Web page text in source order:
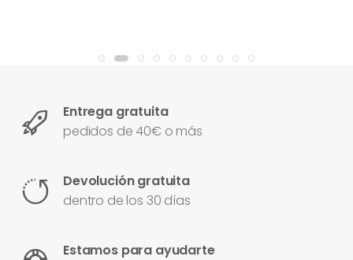
Entrega gratuita
pedidos de 40€ o más
Devolución gratuita
dentro de los 30 días
Estamos para ayudarte